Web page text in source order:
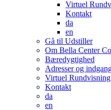
Virtuel
Kontakt
da
en
Gå til Udstiller
Om Bella Center
Bæredygtighed
Adresser og
Virtuel Rundvisning
Kontakt
da
en